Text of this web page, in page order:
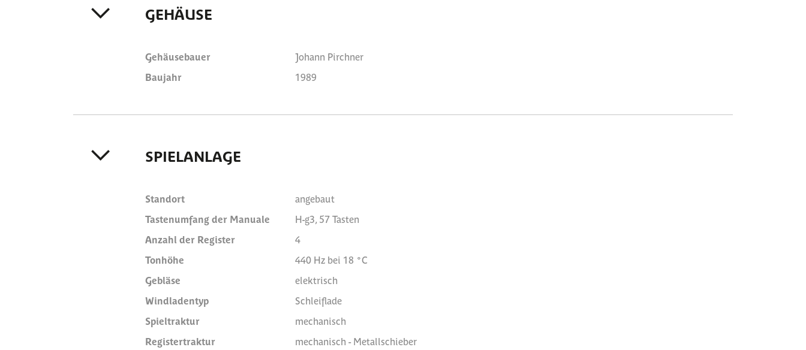
GEHÄUSE
Gehäusebauer
Johann Pirchner
Baujahr
1989
SPIELANLAGE
Standort
angebaut
Tastenumfang der Manuale
H-g3, 57 Tasten
Anzahl der Register
4
Tonhöhe
440 Hz bei 18 °C
Gebläse
elektrisch
Windladentyp
Schleiflade
Spieltraktur
mechanisch
Registertraktur
mechanisch - Metallschieber